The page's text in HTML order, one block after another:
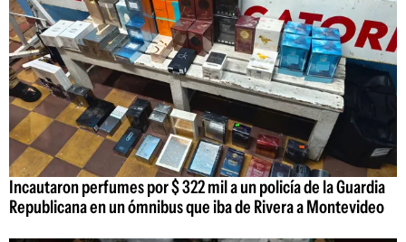
Incautaron perfumes por $ 322 mil a un policía de la Guardia
Republicana en un ómnibus que iba de Rivera a Montevideo